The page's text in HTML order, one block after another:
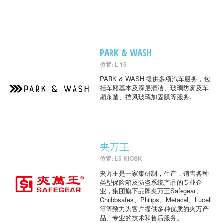
PARK & WASH
位置: L 15
PARK & WASH 提供多项汽车服务，包
括车厢基本及深层清洁、玻璃防雾及车
厢杀菌、挡风玻璃加固膜等服务。
夹万王
位置: L5 KIOSK
夹万王是一家集研制，生产，销售各种
类型保险箱及防盗系统产品的专业企
业，集团旗下品牌夹万王Safegear、
Chubbsafes、Philips、Metacel、Lucell
等等致力为客户提供多种优质的夹万产
品、专业的技术和售后服务。